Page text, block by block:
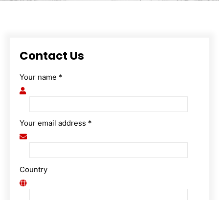
Contact Us
Your name *
Your email address *
Country